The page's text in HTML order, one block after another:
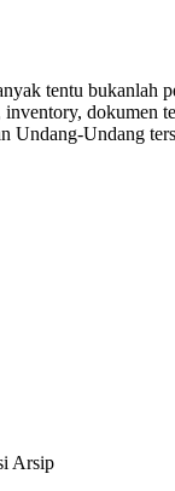
tentu bukanlah
Undang
Arsip